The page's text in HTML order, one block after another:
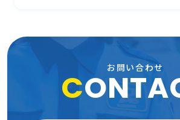
2006年1月
2005年1月
お問い合わせ
C